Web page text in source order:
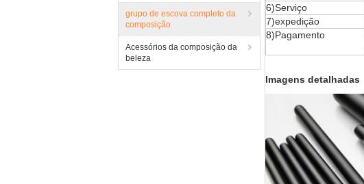
grupo de escova completo da
composição
Acessórios da composição da
beleza
6)Serviço
7)expedição
8)Pagamento
Imagens detalhadas